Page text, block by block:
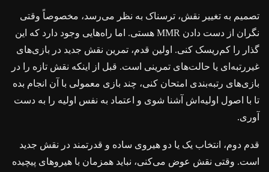
تصمیم به تغییر نقش، ترسناک به نظر می‌رسد، مخصوصاً وقتی
نگران از دست دادن MMR هستی. اما راه‌هایی وجود دارد که این
گذار را کم‌ریسک کنی. اولین قدم، تمرین نقش جدید در بازی‌های
غیررتبه‌ای یا حالت‌های تمرینی است. قبل از اینکه نقش تازه را در
بازی‌های رتبه‌بندی امتحان کنی، چند بازی معمولی با آن انجام بده
تا با اصول اولیه‌اش آشنا شوی و اعتماد به نفس اولیه را به دست
آوری.
قدم دوم، انتخاب یک یا دو هیروی ساده و قدرتمند در نقش جدید
است. وقتی نقش عوض می‌کنی، نباید همزمان با هیروهای پیچیده